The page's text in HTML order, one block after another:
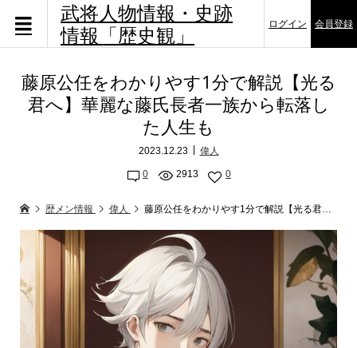
武将人物情報・史跡
情報「歴史観」
ログイン 会員登録
藤原公任をわかりやす1分で解説【光る
君へ】華麗な藤氏長者一族から転落し
た人生も
2023.12.23 偉人
0 2913 0
歴メン情報 偉人 藤原公任をわかりやす1分で解説【光る君へ】華麗な藤氏長者一族から転落した人生も